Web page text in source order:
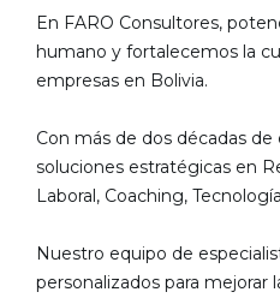
En FARO Consultores,
humano y fortalecemos la
empresas en Bolivia.
Con más de dos décadas
soluciones estratégicas en
Laboral, Coaching,
Nuestro equipo de
personalizados para mejorar